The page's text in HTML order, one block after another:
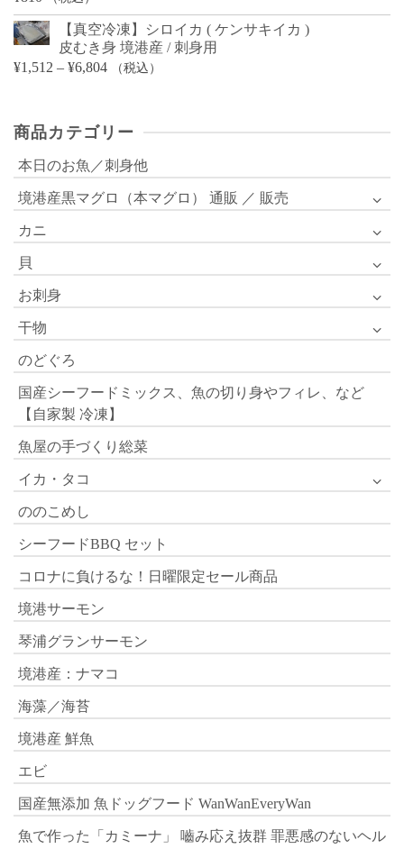
【真空冷凍】シロイカ ( ケンサキイカ )
皮むき身 境港産 / 刺身用
¥1,512 – ¥6,804価
¥1,512
¥6,804
（税込）
商品カテゴリー
本日のお魚／刺身他
境港産黒マグロ（本マグロ） 通販 ／ 販売
カニ
貝
お刺身
干物
のどぐろ
国産シーフードミックス、魚の切り身やフィレ、など
【自家製 冷凍】
魚屋の手づくり総菜
イカ・タコ
ののこめし
シーフードBBQ セット
コロナに負けるな！日曜限定セール商品
境港サーモン
琴浦グランサーモン
境港産：ナマコ
海藻／海苔
境港産 鮮魚
エビ
国産無添加 魚ドッグフード WanWanEveryWan
魚で作った「カミーナ」 嚙み応え抜群 罪悪感のないヘル